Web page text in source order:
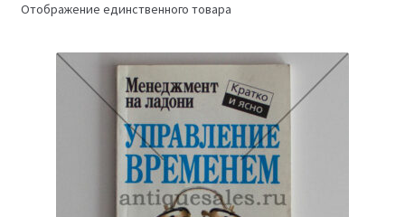
Отображение единственного товара